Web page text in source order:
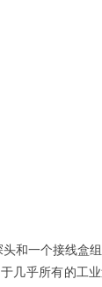
和一个接线盒
几乎所有的工